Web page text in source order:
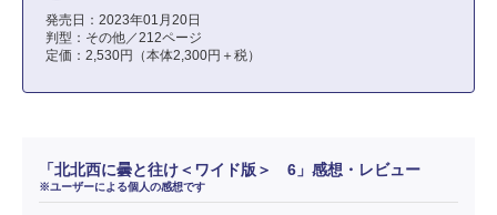
発売日：2023年01月20日
判型：その他／212ページ
定価：2,530円（本体2,300円＋税）
「北北西に曇と往け＜ワイド版＞ 6」感想・レビュー
※ユーザーによる個人の感想です